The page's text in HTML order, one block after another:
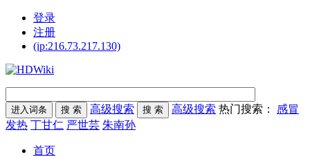
登录
注册
(ip:216.73.217.130)
高级搜索 高级搜索 热门搜索： 感冒
发热 丁甘仁 严世芸 朱南孙
首页